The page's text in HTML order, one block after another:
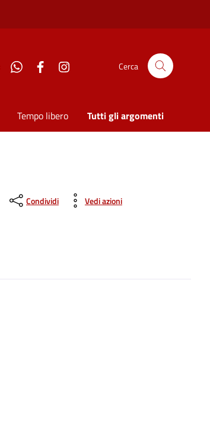
WhatsAppFacebook Cerca
Tempo libero Tutti gli argomenti
Condividi Vedi azioni